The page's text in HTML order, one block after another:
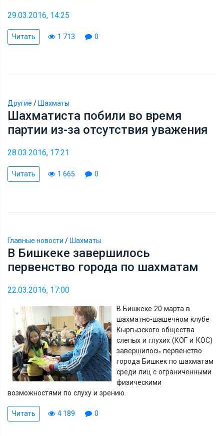
29.03.2016, 14:25
Читать 1 713 0
Другие / Шахматы
Шахматиста побили во время
партии из-за отсутствия уважения
28.03.2016, 17:21
Читать 1 665 0
Главные новости / Шахматы
В Бишкеке завершилось
первенство города по шахматам
22.03.2016, 17:00
В Бишкеке 20 марта в
шахматно-шашечном клубе
Кыргызского общества
слепых и глухих (КОГ и КОС)
завершилось первенство
города Бишкек по шахматам
среди лиц с ограниченными
физическими
возможностями по слуху и зрению.
Читать 4 189 0